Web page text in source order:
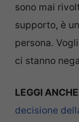
sono mai
supporto, è
persona.
ci stanno
LEGGI
decisione